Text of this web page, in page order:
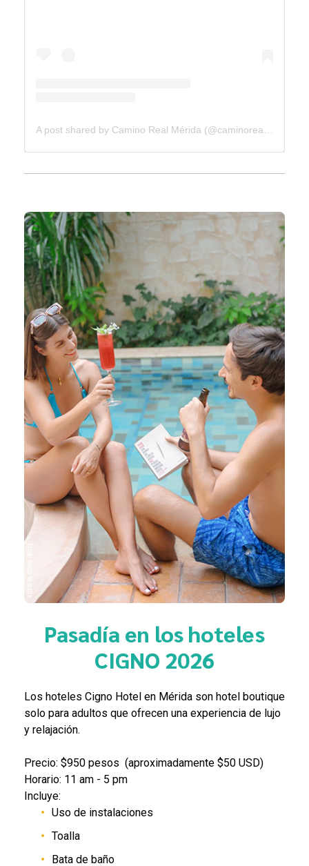
A post shared by Camino Real Mérida (@caminorealmerida)
Pasadía en los hoteles
CIGNO 2026
Los hoteles Cigno Hotel en Mérida son hotel boutique
solo para adultos que ofrecen una experiencia de lujo
y relajación.
Precio: $950 pesos (aproximadamente $50 USD)
Horario: 11 am - 5 pm
Incluye:
Uso de instalaciones
Toalla
Bata de baño